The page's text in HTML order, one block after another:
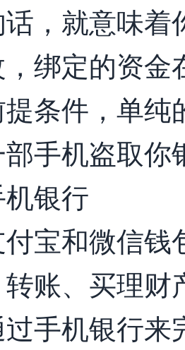
，就意味
绑定的资
条件，单
手机盗取
银行
和微信钱
账、买理
手机银行